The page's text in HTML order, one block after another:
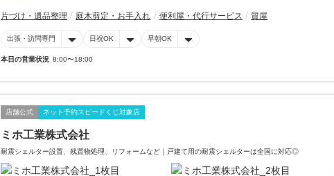
片づけ・遺品整理 庭木剪定・お手入れ 便利屋・代行サービス 質屋
出張・訪問専門 日祝OK 早朝OK
本日の営業状況 8:00〜18:00
店舗公式 ネット予約スピードくじ対象店
ミホ工業株式会社
耐震シェルター設置、残置物処理、リフォームなど｜戸建て用の耐震シェルターは全国に対応◎